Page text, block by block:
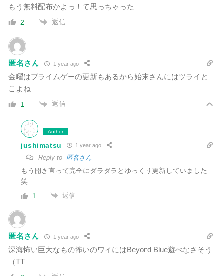
もう無料配布かよっ！て思っちゃった
2 返信
匿名さん 1 year ago
金曜はプライムゲーの更新もあるから始末さんにはツライと
こよね
1 返信
Author
jushimatsu 1 year ago
Reply to 匿名さん
もう開き直って完全にダラダラとゆっくり更新していました
笑
1 返信
匿名さん 1 year ago
深海怖い巨大なもの怖いのワイにはBeyond Blue遊べなさそう
（TT